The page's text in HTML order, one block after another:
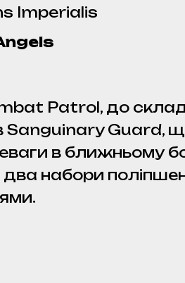
Imperialis
Patrol, до
Sanguinary
в ближньому
набори